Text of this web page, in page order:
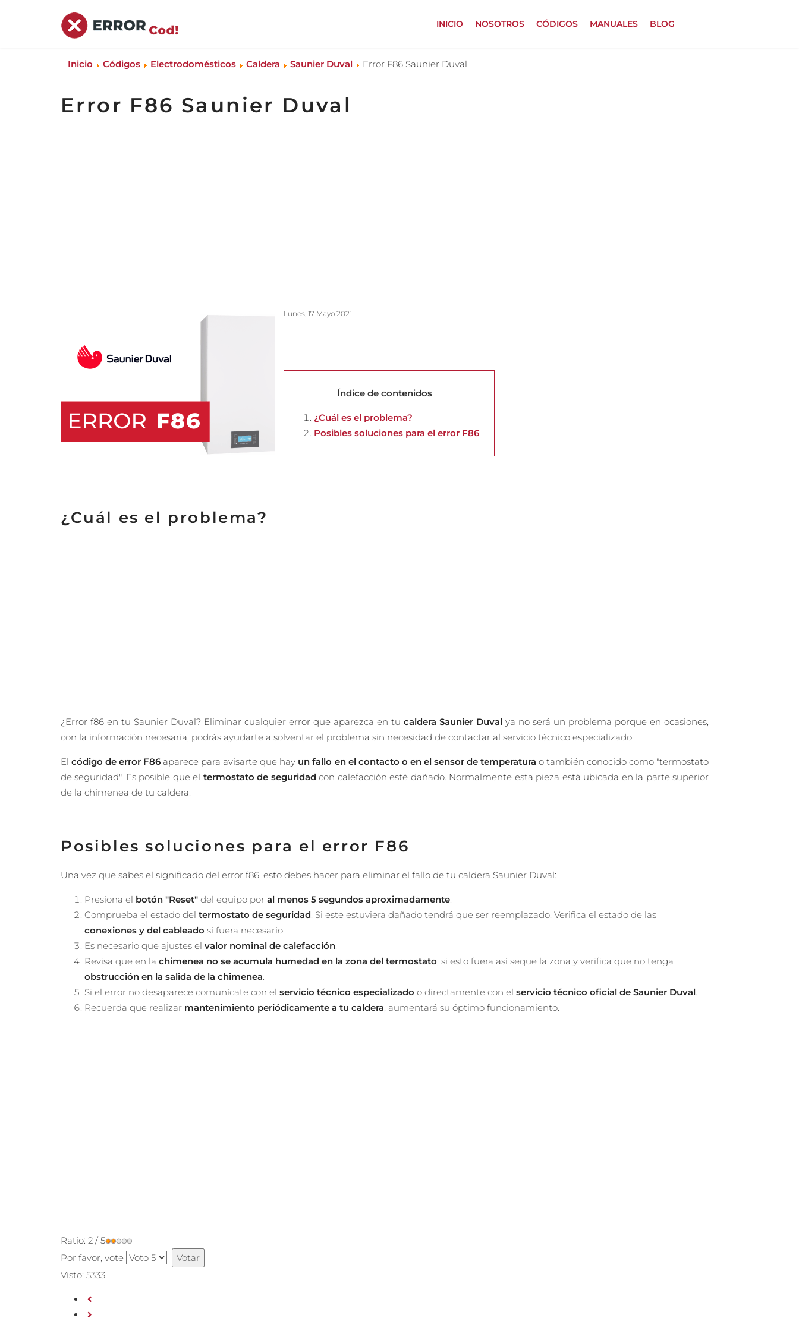
INICIO NOSOTROS CÓDIGOS MANUALES BLOG
Inicio Códigos Electrodomésticos Caldera Saunier Duval Error F86 Saunier Duval
Error F86 Saunier Duval
Lunes, 17 Mayo 2021
Índice de contenidos
¿Cuál es el problema?
Posibles soluciones para el error F86
¿Cuál es el problema?
¿Error f86 en tu Saunier Duval? Eliminar cualquier error que aparezca en tu caldera Saunier Duval ya no será un problema porque en ocasiones,
con la información necesaria, podrás ayudarte a solventar el problema sin necesidad de contactar al servicio técnico especializado.
Elcódigo de error F86 aparece para avisarte que hay un fallo en el contacto o en el sensor de temperatura o también conocido como "termostato
de seguridad". Es posible que el termostato de seguridad con calefacción esté dañado. Normalmente esta pieza está ubicada en la parte superior
de la chimenea de tu caldera.
Posibles soluciones para el error F86
Una vez que sabes el significado del error f86, esto debes hacer para eliminar el fallo de tu caldera Saunier Duval:
Presiona el botón "Reset" del equipo por al menos 5 segundos aproximadamente.
Comprueba el estado del termostato de seguridad. Si este estuviera dañado tendrá que ser reemplazado. Verifica el estado de las
conexiones y del cableado si fuera necesario.
Es necesario que ajustes el valor nominal de calefacción.
Revisa que en la chimenea no se acumula humedad en la zona del termostato, si esto fuera así seque la zona y verifica que no tenga
obstrucción en la salida de la chimenea.
Si el error no desaparece comunícate con el servicio técnico especializado o directamente con el servicio técnico oficial de Saunier Duval.
Recuerda que realizar mantenimiento periódicamente a tu caldera, aumentará su óptimo funcionamiento.
Ratio: 2 / 5
Por favor, vote
Visto: 5333